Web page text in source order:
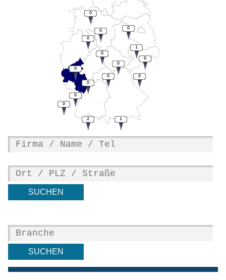
0
0
0
1
0
0
0
0
0
0
0
0
0
2
0
1